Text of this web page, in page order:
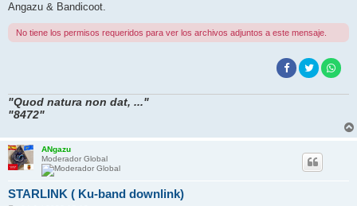
Angazu & Bandicoot.
No tiene los permisos requeridos para ver los archivos adjuntos a este mensaje.
"Quod natura non dat, ..."
"8472"
ANgazu
Moderador Global
STARLINK ( Ku-band downlink)